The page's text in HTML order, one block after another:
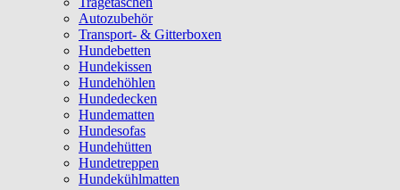
Autozubehör
Transport- & Gitterboxen
Hundebetten
Hundekissen
Hundehöhlen
Hundedecken
Hundematten
Hundesofas
Hundehütten
Hundetreppen
Hundekühlmatten